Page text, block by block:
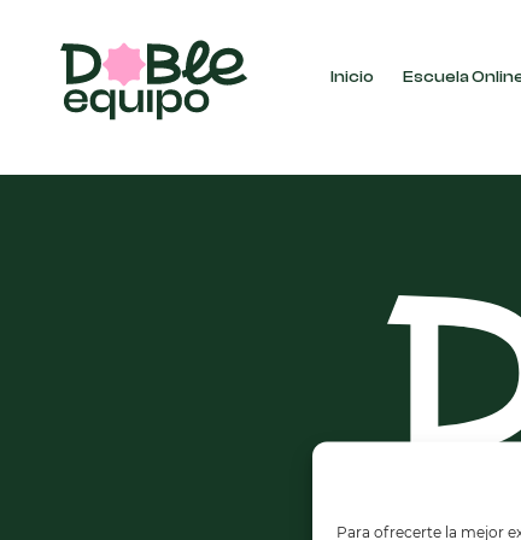
Para ofrecerte la mejor
Inicio Escuela
No se han encontrado productos que